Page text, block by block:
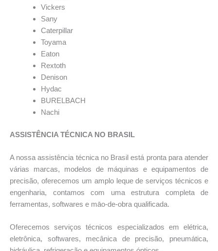
Vickers
Sany
Caterpillar
Toyama
Eaton
Rextoth
Denison
Hydac
BURELBACH
Nachi
ASSISTÊNCIA TÉCNICA NO BRASIL
A nossa assistência técnica no Brasil está pronta para atender
várias marcas, modelos de máquinas e equipamentos de
precisão, oferecemos um amplo leque de serviços técnicos e
engenharia, contamos com uma estrutura completa de
ferramentas, softwares e māo-de-obra qualificada.
Oferecemos serviços técnicos especializados em elétrica,
eletrônica, softwares, mecânica de precisão, pneumática,